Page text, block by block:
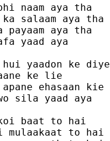
naam aya tha
ka salaam aya tha
payaam aya tha
yaad aya
yaadon ke diye
ke lie
ehasaan kie
sila yaad aya
baat to hai
mulaakaat to hai